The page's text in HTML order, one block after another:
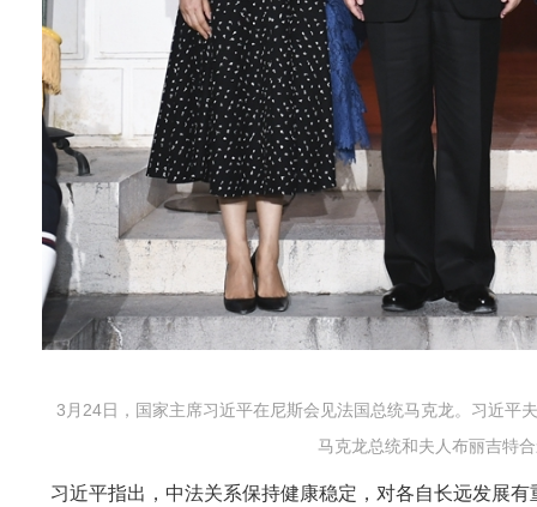
3月24日，国家主席习近平在尼斯会见法国总统马克龙。习近平
马克龙总统和夫人布丽吉特
习近平指出，中法关系保持健康稳定，对各自长远发展